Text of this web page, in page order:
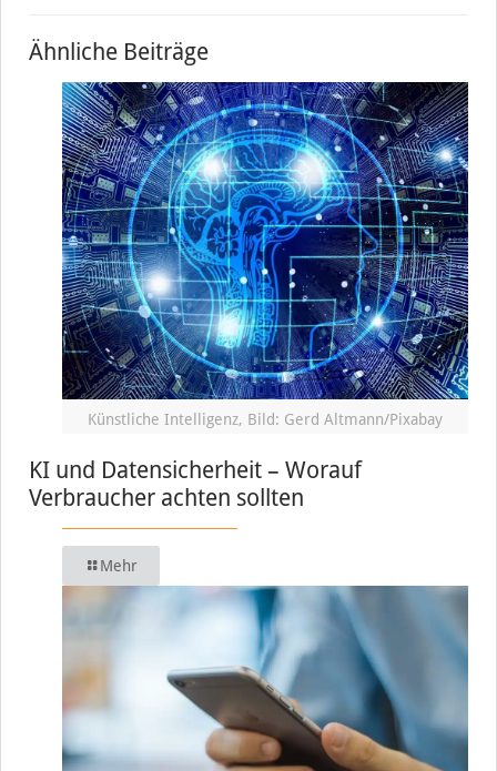
Ähnliche Beiträge
Künstliche Intelligenz, Bild: Gerd Altmann/Pixabay
KI und Datensicherheit – Worauf
Verbraucher achten sollten
Mehr